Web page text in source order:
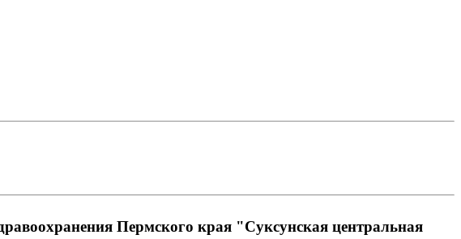
Пермского края "Суксунская центральная